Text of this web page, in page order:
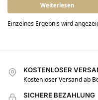
Weiterlesen
Einzelnes Ergebnis wird
KOSTENLOSER
Kostenloser Versand ab
SICHERE BEZAHLUNG